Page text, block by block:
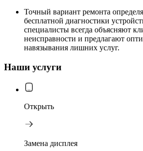
Точный вариант ремонта
бесплатной диагностики
специалисты всегда объясняют
неисправности и предлагают
навязывания лишних услуг.
Наши услуги
Открыть
Замена дисплея